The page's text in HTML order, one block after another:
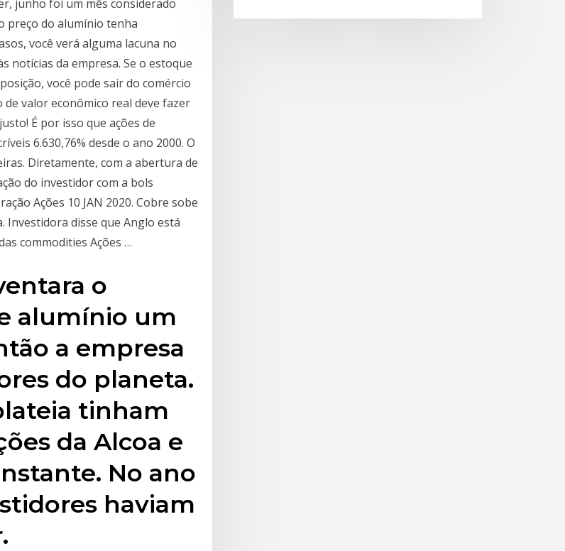
junho foi um mês considerado
preço do alumínio tenha
você verá alguma lacuna no
notícias da empresa. Se o estoque
você pode sair do comércio
valor econômico real deve fazer
É por isso que ações de
6.630,76% desde o ano 2000. O
Diretamente, com a abertura de
do investidor com a bols
Ações 10 JAN 2020. Cobre sobe
Investidora disse que Anglo está
commodities Ações …
o
alumínio um
a empresa
do planeta.
tinham
da Alcoa e
No ano
haviam